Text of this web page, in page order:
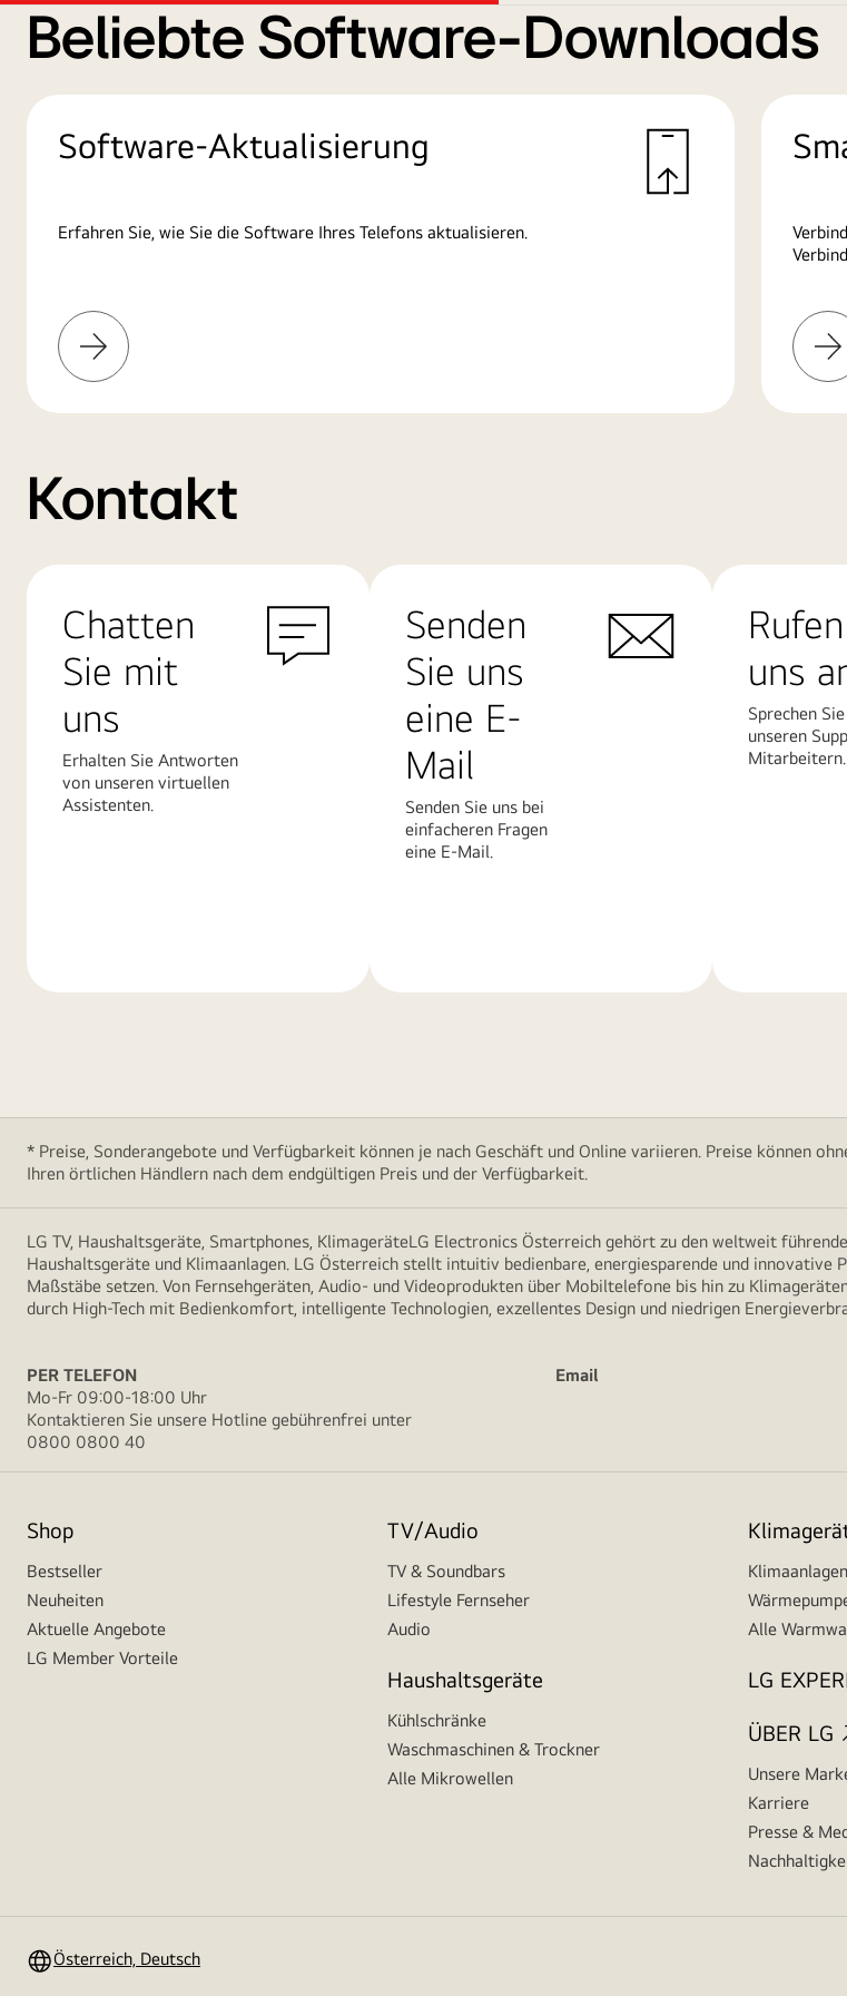
Beliebte Software-Downloads
Software-Aktualisierung
Erfahren Sie, wie Sie die Software Ihres Telefons aktualisieren.
Mehr
erfahren
Kontakt
Chatten
Sie mit
uns
Erhalten Sie Antworten
von unseren virtuellen
Assistenten.
Senden
Sie uns
eine E-
Mail
Senden Sie uns bei
einfacheren Fragen
eine E-Mail.
uns
Sprechen
unseren
Mitarbeitern.
* Preise, Sonderangebote und Verfügbarkeit können je nach Geschäft und Online variieren. Preise können
Ihren örtlichen Händlern nach dem endgültigen Preis und der Verfügbarkeit.
LG TV, Haushaltsgeräte, Smartphones, KlimageräteLG Electronics Österreich gehört zu den weltweit
Haushaltsgeräte und Klimaanlagen. LG Österreich stellt intuitiv bedienbare, energiesparende und
Maßstäbe setzen. Von Fernsehgeräten, Audio- und Videoprodukten über Mobiltelefone bis hin zu
durch High-Tech mit Bedienkomfort, intelligente Technologien, exzellentes Design und niedrigen
PER TELEFON
Email
Mo-Fr 09:00-18:00 Uhr
Kontaktieren Sie unsere Hotline gebührenfrei unter
0800 0800 40
Shop
Bestseller
Neuheiten
Aktuelle Angebote
LG Member Vorteile
TV/Audio
TV & Soundbars
Lifestyle Fernseher
Audio
Haushaltsgeräte
Kühlschränke
Waschmaschinen & Trockner
Alle Mikrowellen
Klimaanlagen
Alle
LG
ÜBER LG
Unsere
Karriere
Presse &
Österreich, Deutsch